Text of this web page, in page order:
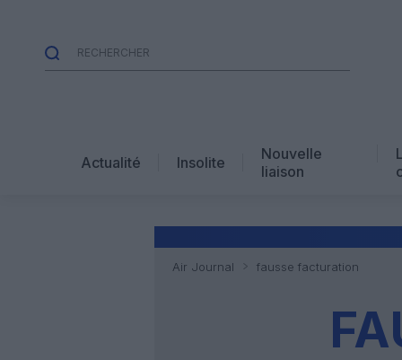
Actualité Insolite
Nouvelle
liaison
Air Journal fausse facturation